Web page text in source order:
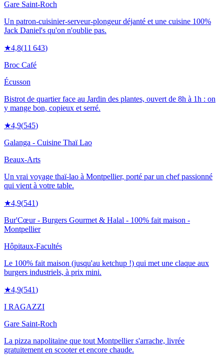
Gare Saint-Roch
Un patron-cuisinier-serveur-plongeur déjanté et une cuisine 100%
Jack Daniel's qu'on n'oublie pas.
★4,8(11 643)
Broc Café
Écusson
Bistrot de quartier face au Jardin des plantes, ouvert de 8h à 1h : on
y mange bon, copieux et serré.
★4,9(545)
Galanga - Cuisine Thaï Lao
Beaux-Arts
Un vrai voyage thaï-lao à Montpellier, porté par un chef passionné
qui vient à votre table.
★4,9(541)
Bur'Cœur - Burgers Gourmet & Halal - 100% fait maison -
Montpellier
Hôpitaux-Facultés
Le 100% fait maison (jusqu'au ketchup !) qui met une claque aux
burgers industriels, à prix mini.
★4,9(541)
I RAGAZZI
Gare Saint-Roch
La pizza napolitaine que tout Montpellier s'arrache, livrée
gratuitement en scooter et encore chaude.